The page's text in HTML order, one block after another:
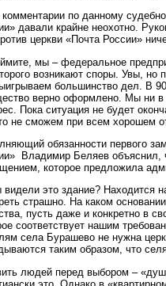
по данному
давали крайне неохотно.
церкви «Почта России»
мы – федеральное
возникают споры. Увы, но
большинство дел. В
верно оформлено. Мы ни в
Пока ситуация не будет
не сможем при всем хорошем
обязанности первого
Владимир Беляев объяснил,
которое предложила
это здание? Находится
страшно. На каком
пусть даже и конкретно в
соответствует нашим
села Бурашево не нужна
таким образом, что
людей перед выбором –